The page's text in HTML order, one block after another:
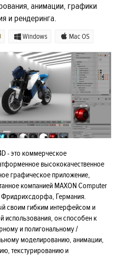
анимации, графики
и рендеринга.
Windows Mac OS
- это коммерческое
высококачественное
графическое приложение,
компанией MAXON Computer
Фридрихсдорфа, Германия.
своим гибким интерфейсом и
использования, он способен к
и полигональному /
моделированию, анимации,
текстурированию и